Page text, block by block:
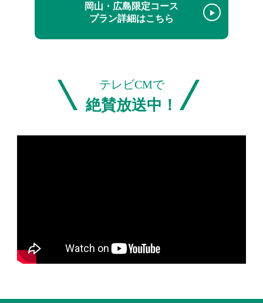
岡山・広島限定コース
プラン詳細はこちら
\ テレビCMで
絶賛放送中！ /